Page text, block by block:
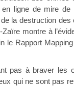
ligne de mire de
la destruction
montre à
le Rapport
pas à braver les
qui ne sont pas